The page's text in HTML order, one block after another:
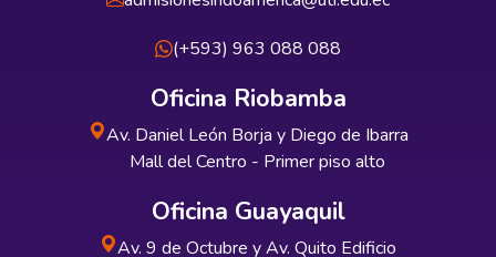
(+593) 963 088 088
Oficina Riobamba
Av. Daniel León Borja y Diego de Ibarra
Mall del Centro - Primer piso alto
Oficina Guayaquil
Av. 9 de Octubre y Av. Quito Edificio